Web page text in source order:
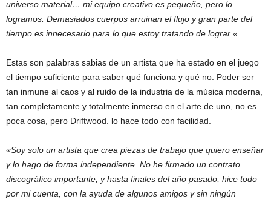
universo material… mi equipo creativo es pequeño, pero lo
logramos. Demasiados cuerpos arruinan el flujo y gran parte del
tiempo es innecesario para lo que estoy tratando de lograr «.
Estas son palabras sabias de un artista que ha estado en el juego
el tiempo suficiente para saber qué funciona y qué no. Poder ser
tan inmune al caos y al ruido de la industria de la música moderna,
tan completamente y totalmente inmerso en el arte de uno, no es
poca cosa, pero Driftwood. lo hace todo con facilidad.
«Soy solo un artista que crea piezas de trabajo que quiero enseñar
y lo hago de forma independiente. No he firmado un contrato
discográfico importante, y hasta finales del año pasado, hice todo
por mi cuenta, con la ayuda de algunos amigos y sin ningún